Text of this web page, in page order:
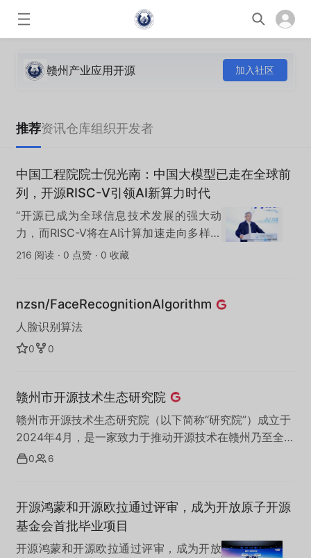
赣州产业应用开源 加入社区
推荐资讯仓库组织开发者
中国工程院院士倪光南：中国大模型已走在全球前
列，开源RISC-V引领AI新算力时代
“开源已成为全球信息技术发展的强大动
力，而RISC-V将在AI计算加速走向多样化
与低功耗的时代，发挥不可替代的关键作
216 阅读 · 0 点赞 · 0 收藏
nzsn/FaceRecognitionAlgorithm
人脸识别算法
0 0
赣州市开源技术生态研究院
赣州市开源技术生态研究院（以下简称“研究院”）成立于
2024年4月，是一家致力于推动开源技术在赣州乃至全国
范围内发展的非营利性研究机构。研究院依托于赣州市丰
加速地方经济转型，促进产业升级，提高企业的核心竞争
力。
0 6
开源鸿蒙和开源欧拉通过评审，成为开放原子开源
基金会首批毕业项目
开源鸿蒙和开源欧拉通过评审，成为开放